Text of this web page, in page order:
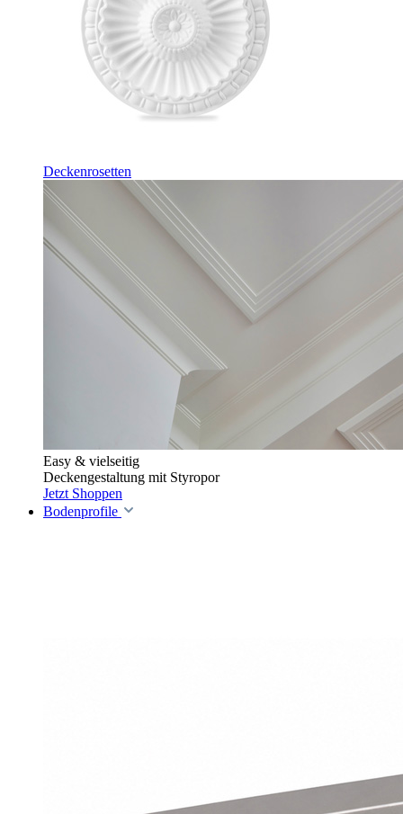
Deckenrosetten
Easy & vielseitig
Deckengestaltung mit Styropor
Jetzt Shoppen
Bodenprofile